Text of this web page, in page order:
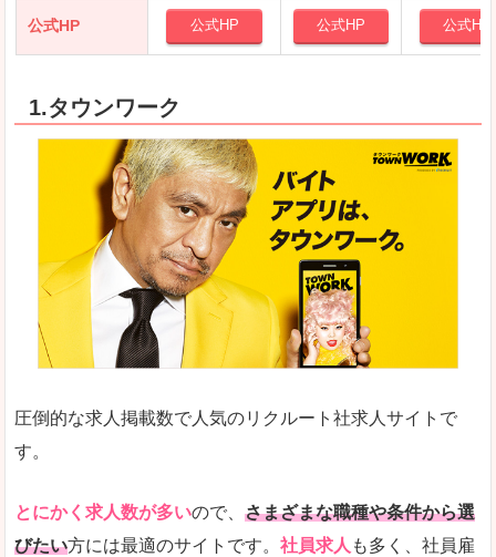
公式HP 公式HP 公式HP 公式HP
1.タウンワーク
圧倒的な求人掲載数で人気のリクルート社求人サイトで
す。
とにかく求人数が多いので、 さまざまな職種や条件から選
びたい方には最適のサイトです。 社員求人 も多く、社員雇